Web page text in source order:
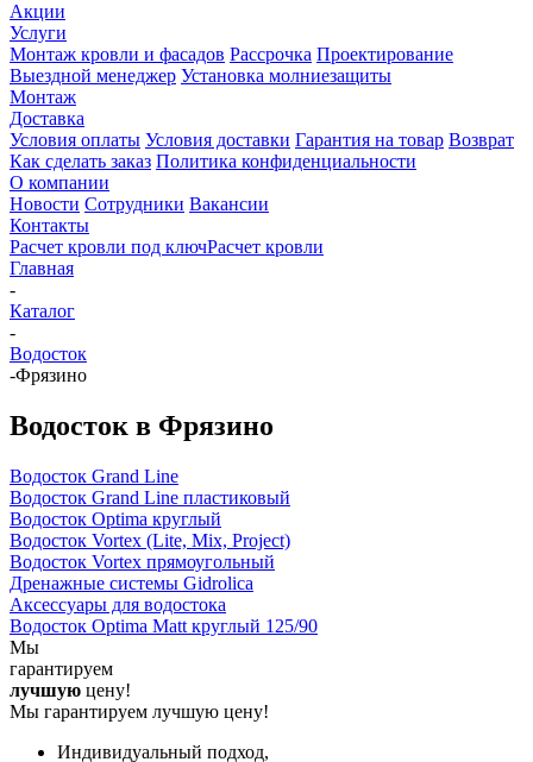
Акции
Услуги
Монтаж кровли и фасадов Рассрочка Проектирование
Выездной менеджер Установка молниезащиты
Монтаж
Доставка
Условия оплаты Условия доставки Гарантия на товар Возврат
Как сделать заказ Политика конфиденциальности
О компании
Новости Сотрудники Вакансии
Контакты
Расчет кровли под ключРасчет кровли
Главная
-
Каталог
-
Водосток
-Фрязино
Водосток в Фрязино
Водосток Grand Line
Водосток Grand Line пластиковый
Водосток Optima круглый
Водосток Vortex (Lite, Mix, Project)
Водосток Vortex прямоугольный
Дренажные системы Gidrolica
Аксессуары для водостока
Водосток Optima Matt круглый 125/90
Мы
гарантируем
лучшую цену!
Мы гарантируем лучшую цену!
Индивидуальный подход,